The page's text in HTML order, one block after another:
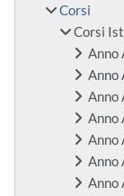
Corsi
Corsi
Anno
Anno
Anno
Anno
Anno
Anno
Anno